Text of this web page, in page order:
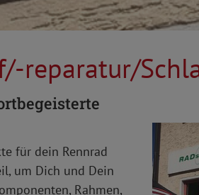
reparatur/
für dein Rennrad
um Dich und Dein
Rahmen,